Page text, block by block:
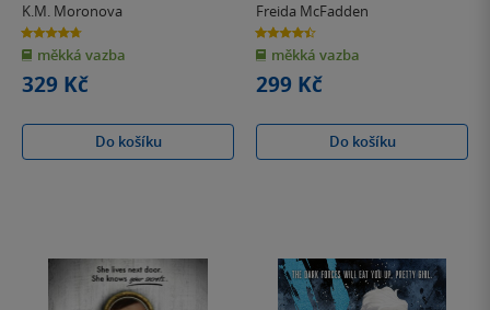
K.M. Moronova
4.7
z
5
hvězdiček
měkká vazba
329 Kč
Do košíku
Freida McFadden
4.4
z
5
hvězdiček
měkká vazba
299 Kč
Do košíku